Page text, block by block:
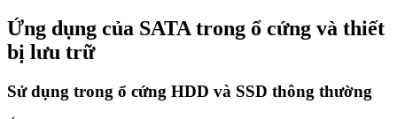
Ứng dụng của SATA trong ổ cứng và thiết
bị lưu trữ
Sử dụng trong ổ cứng HDD và SSD thông thường